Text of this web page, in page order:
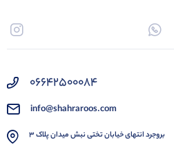
۰۶۶۴۲۵۰۰۰۸۴
info@shahraroos.com
بروجرد انتهای خیابان تختی نبش میدان پلاک 3